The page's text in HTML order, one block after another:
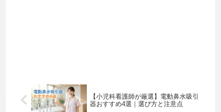
【小児科看護師が厳選】電動鼻水吸引
器おすすめ4選｜選び方と注意点